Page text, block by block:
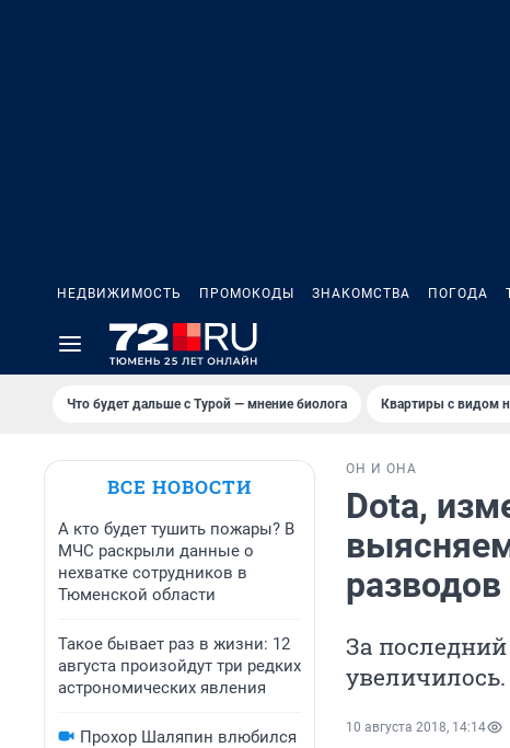
НЕДВИЖИМОСТЬ ПРОМОКОДЫ ЗНАКОМСТВА ПОГОДА
Что будет дальше с Турой — мнение биолога Квартиры с видом
ВСЕ НОВОСТИ
А кто будет тушить пожары? В
МЧС раскрыли данные о
нехватке сотрудников в
Тюменской области
Такое бывает раз в жизни: 12
августа произойдут три редких
астрономических явления
Прохор Шаляпин влюбился
ОН И ОНА
Dota,
За
10 августа 2018, 14:14